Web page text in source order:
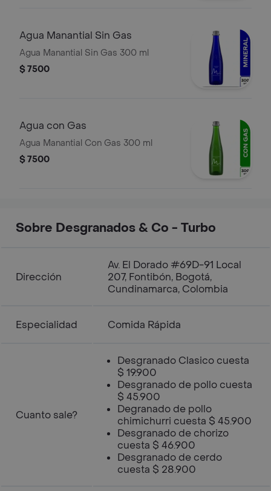
Agua Manantial Sin Gas
Agua Manantial Sin Gas 300 ml
$ 7500
Agua con Gas
Agua Manantial Con Gas 300 ml
$ 7500
Sobre Desgranados & Co - Turbo
Dirección
Av. El Dorado #69D-91 Local
207, Fontibón, Bogotá,
Cundinamarca, Colombia
Especialidad Comida Rápida
Cuanto sale?
Desgranado Clasico cuesta
$ 19.900
Desgranado de pollo cuesta
$ 45.900
Degranado de pollo
chimichurri cuesta $ 45.900
Desgranado de chorizo
cuesta $ 46.900
Desgranado de cerdo
cuesta $ 28.900